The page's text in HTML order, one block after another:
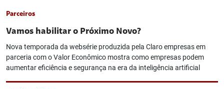
Parceiros
Vamos habilitar o Próximo Novo?
Nova temporada da websérie produzida pela Claro empresas em
parceria com o Valor Econômico mostra como empresas podem
aumentar eficiência e segurança na era da inteligência artificial